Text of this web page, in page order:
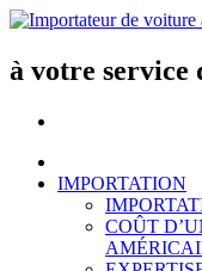
Aller
contenu
à votre service
IMPORTATION
COÛT